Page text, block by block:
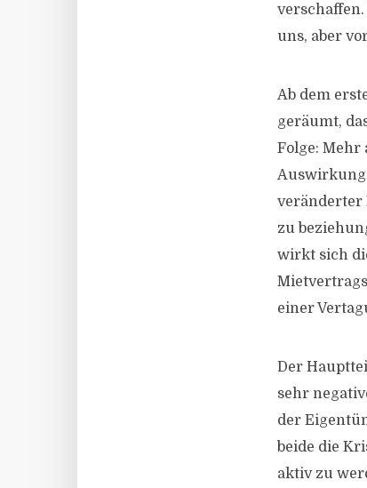
uns, aber
Ab dem
geräumt,
Folge: Mehr
veränderter
zu
wirkt sich
einer
Der
sehr
der
beide die
aktiv zu